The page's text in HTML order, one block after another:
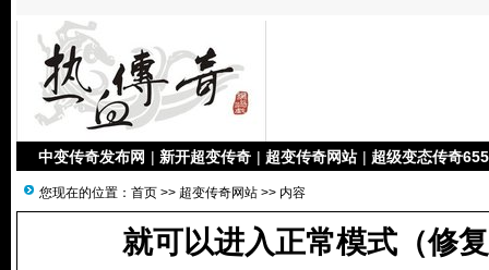
中变传奇发布网 | 新开超变传奇 | 超变传奇网站 | 超级变态传奇
您现在的位置： 首页 >> 超变传奇网站 >> 内容
就可以进入正常模式（修